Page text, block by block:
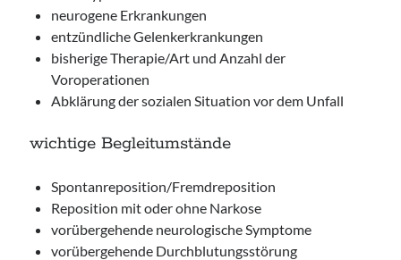
neurogene Erkrankungen
entzündliche Gelenkerkrankungen
bisherige Therapie/Art und Anzahl der
Voroperationen
Abklärung der sozialen Situation vor dem Unfall
wichtige Begleitumstände
Spontanreposition/Fremdreposition
Reposition mit oder ohne Narkose
vorübergehende neurologische Symptome
vorübergehende Durchblutungsstörung